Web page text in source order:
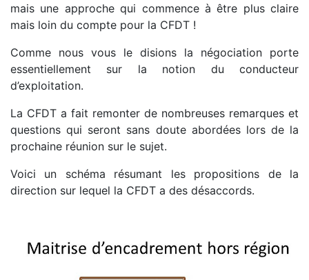
mais une approche qui commence à être plus claire
mais loin du compte pour la CFDT !
Comme nous vous le disions la négociation porte
essentiellement sur la notion du conducteur
d’exploitation.
La CFDT a fait remonter de nombreuses remarques et
questions qui seront sans doute abordées lors de la
prochaine réunion sur le sujet.
Voici un schéma résumant les propositions de la
direction sur lequel la CFDT a des désaccords.